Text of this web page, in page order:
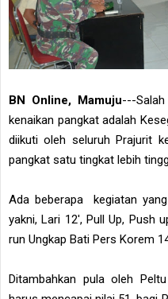
BN Online, Mamuju---
kenaikan pangkat adalah
diikuti oleh seluruh Prajurit
pangkat satu tingkat lebih
Ada beberapa kegiatan
yakni, Lari 12', Pull Up, Push
run Ungkap Bati Pers Korem
Ditambahkan pula oleh